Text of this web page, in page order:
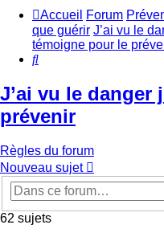
Accueil Forum
que guérir J’ai vu le
témoigne pour le
Rechercher
J’ai vu le danger
prévenir
Règles du forum
Nouveau sujet
62 sujets